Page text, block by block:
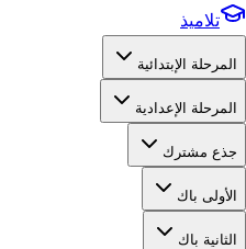
تلاميذ
المرحلة الإبتدائية
المرحلة الإعدادية
جذع مشترك
الأولى باك
الثانية باك